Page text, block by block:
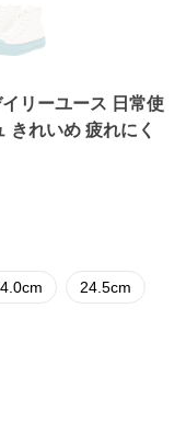
リーユース 日常使
きれいめ 疲れにく
24.5cm